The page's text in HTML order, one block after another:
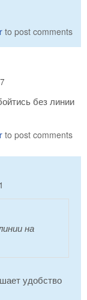
to post comments
без линии
to post comments
на
удобство